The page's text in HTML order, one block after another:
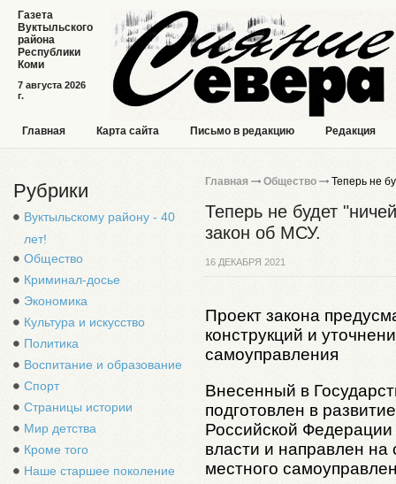
7 августа 2026
г.
Газета
Вуктыльского
района
Республики
Коми
Главная Карта сайта Письмо в редакцию Редакция
Рубрики
Вуктыльскому району - 40
лет!
Общество
Криминал-досье
Экономика
Культура и искусство
Политика
Воспитание и образование
Спорт
Страницы истории
Мир детства
Кроме того
Наше старшее поколение
Главная Общество Теперь не
Теперь не будет
закон об МСУ.
16 ДЕКАБРЯ 2021
Проект закона
конструкций и
самоуправления
Внесенный в
подготовлен в
Российской
власти и направлен
местного